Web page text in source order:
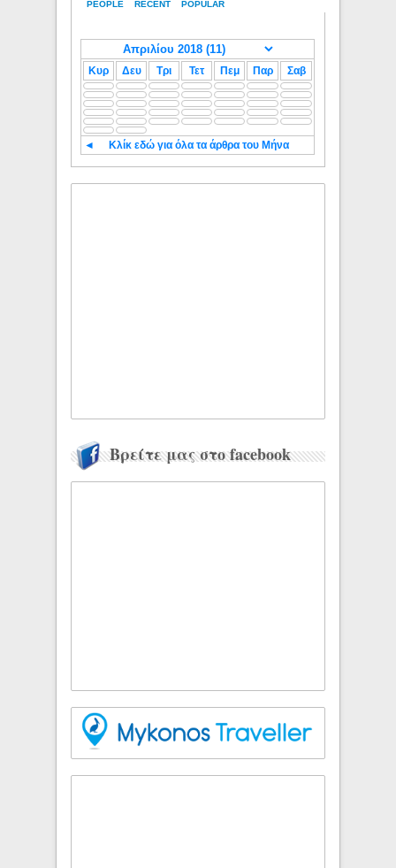
PEOPLE RECENT POPULAR
Κυρ Δευ Τρι Τετ Πεμ Παρ Σαβ
◄ Κλίκ εδώ για όλα τα άρθρα του Μήνα
Βρείτε μας στο facebook